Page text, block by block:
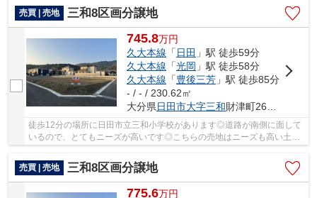
売買 | 売地
三和8区画分譲地
745.8万円
久大本線 「 日田 」駅 徒歩59分
久大本線 「光岡 」駅 徒歩58分
久大本線 「豊後三芳 」駅 徒歩85分
- / - / 230.62㎡
大分県日田市大字三和財津町2650-23
徒歩12分の場所に日田市立三和小学校があります◎道路が南側に面して
いるので、とてもニーズが高いです◎こちらの売地はニーズも高い土地
です◎土地面積は230.62㎡(公簿)で一押しです◎初...
売買 | 売地
三和8区画分譲地
775.6万円